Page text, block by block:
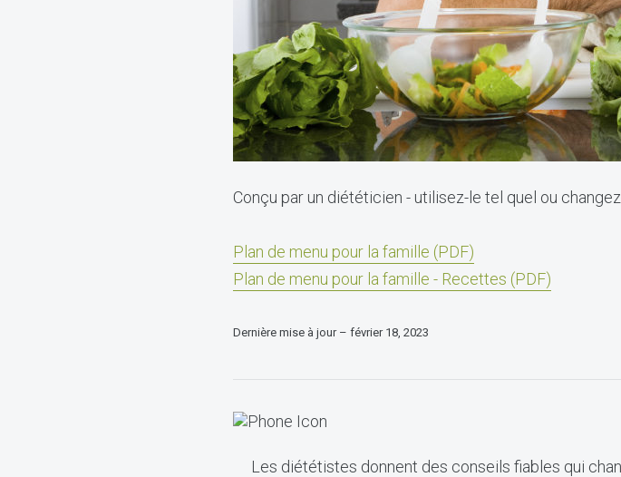
Conçu par un diététicien - utilisez-le tel quel ou
Plan de menu pour la famille (PDF)
Plan de menu pour la famille - Recettes (PDF)
Dernière mise à jour – février 18, 2023
Les diététistes donnent des conseils fiables qui